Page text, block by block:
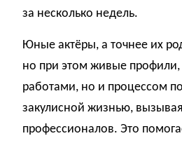
за несколько недель.
Юные актёры, а точнее их
но при этом живые профили,
работами, но и процессом
закулисной жизнью,
профессионалов. Это